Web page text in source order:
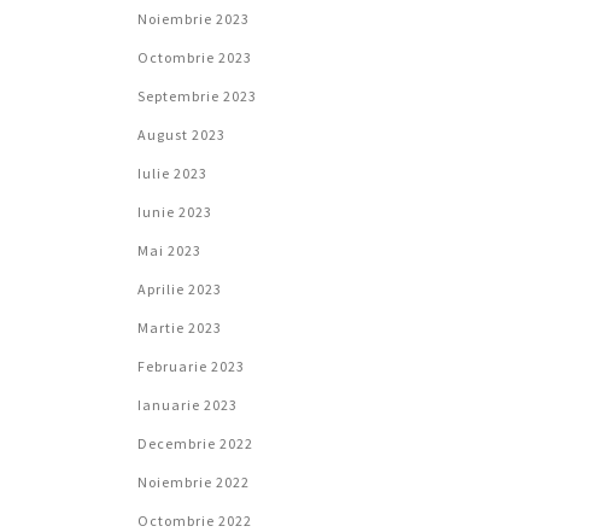
Noiembrie 2023
Octombrie 2023
Septembrie 2023
August 2023
Iulie 2023
Iunie 2023
Mai 2023
Aprilie 2023
Martie 2023
Februarie 2023
Ianuarie 2023
Decembrie 2022
Noiembrie 2022
Octombrie 2022